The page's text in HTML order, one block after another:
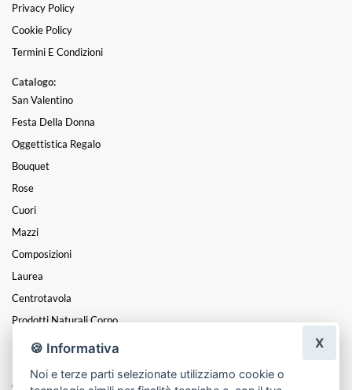
Privacy Policy
Cookie Policy
Termini E Condizioni
Catalogo:
San Valentino
Festa Della Donna
Oggettistica Regalo
Bouquet
Rose
Cuori
Mazzi
Composizioni
Laurea
Centrotavola
Prodotti Naturali Corpo
Profumi E Candele
Coroncine
🍪 Informativa
Noi e terze parti selezionate utilizziamo cookie o
X